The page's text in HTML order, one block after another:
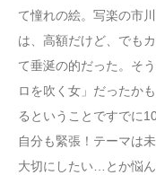
て憧れの絵。写楽の市
は、高額だけど、でも
て垂涎の的だった。そ
ロを吹く女」だったか
るということですでに
自分も緊張！テーマは
大切にしたい…とか悩